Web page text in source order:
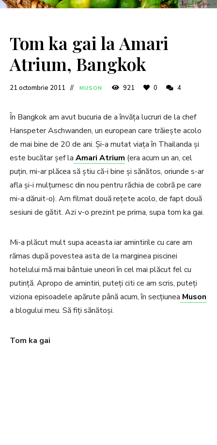
Tom ka gai la Amari
Atrium, Bangkok
21 octombrie 2011 MUSON 921 0 4
În Bangkok am avut bucuria de a învăța lucruri de la chef
Hanspeter Aschwanden, un european care trăiește acolo
de mai bine de 20 de ani. Și-a mutat viața în Thailanda și
este bucătar șef la Amari Atrium (era acum un an, cel
puțin, mi-ar plăcea să știu că-i bine și sănătos, oriunde s-ar
afla și-i mulțumesc din nou pentru răchia de cobră pe care
mi-a dăruit-o). Am filmat două rețete acolo, de fapt două
sesiuni de gătit. Azi v-o prezint pe prima, supa tom ka gai.
Mi-a plăcut mult supa aceasta iar amintirile cu care am
rămas după povestea asta de la marginea piscinei
hotelului mă mai bântuie uneori în cel mai plăcut fel cu
putință. Apropo de amintiri, puteți citi ce am scris, puteți
viziona episoadele apărute până acum, în secțiunea Muson
a blogului meu. Să fiți sănătoși.
Tom ka gai